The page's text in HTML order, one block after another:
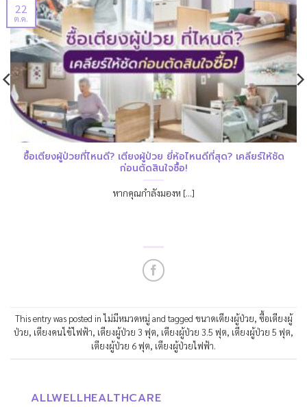
ซื้อเตียงผู้ป่วยที่ไหนดี? เตียงผู้ป่วย ยี่ห้อไหนดีที่สุด? เคลียร์ให้ชัด
ก่อนตัดสินใจซื้อ!
หากคุณกำลังมองห [...]
22
ต.ค.
This entry was posted in ไม่มีหมวดหมู่ and tagged ขนาดเตียงผู้ป่วย, ซื้อเตียงผู้
ป่วย, เตียงคนไข้ไฟฟ้า, เตียงผู้ป่วย 3 ฟุต, เตียงผู้ป่วย 3.5 ฟุต, เตียงผู้ป่วย 5 ฟุต,
เตียงผู้ป่วย 6 ฟุต, เตียงผู้ป่วยไฟฟ้า.
ALLWELLHEALTHCARE